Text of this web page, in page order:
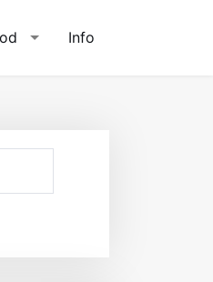
Info